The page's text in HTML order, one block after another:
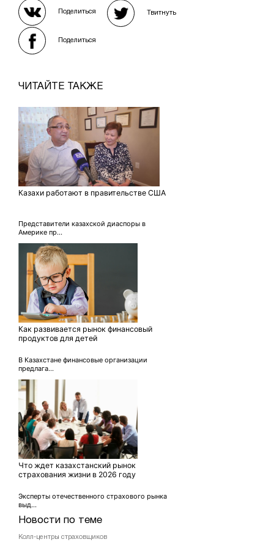
Новости по теме
Колл-центры страховщиков
Поделиться Твитнуть
Поделиться
ЧИТАЙТЕ ТАКЖЕ
Казахи работают в правительстве США
Представители казахской диаспоры в
Америке пр...
Как развивается рынок финансовый
продуктов для детей
В Казахстане финансовые организации
предлага...
Что ждет казахстанский рынок
страхования жизни в 2026 году
Эксперты отечественного страхового рынка
выд...